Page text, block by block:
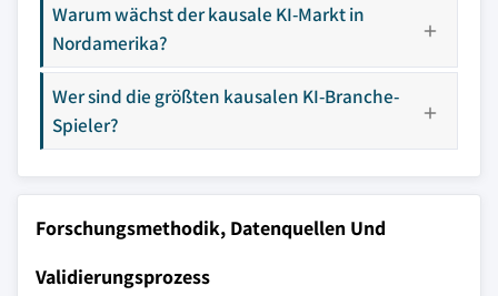
Warum wächst der kausale KI-Markt in
Nordamerika?
Wer sind die größten kausalen KI-Branche-
Spieler?
Forschungsmethodik, Datenquellen Und
Validierungsprozess